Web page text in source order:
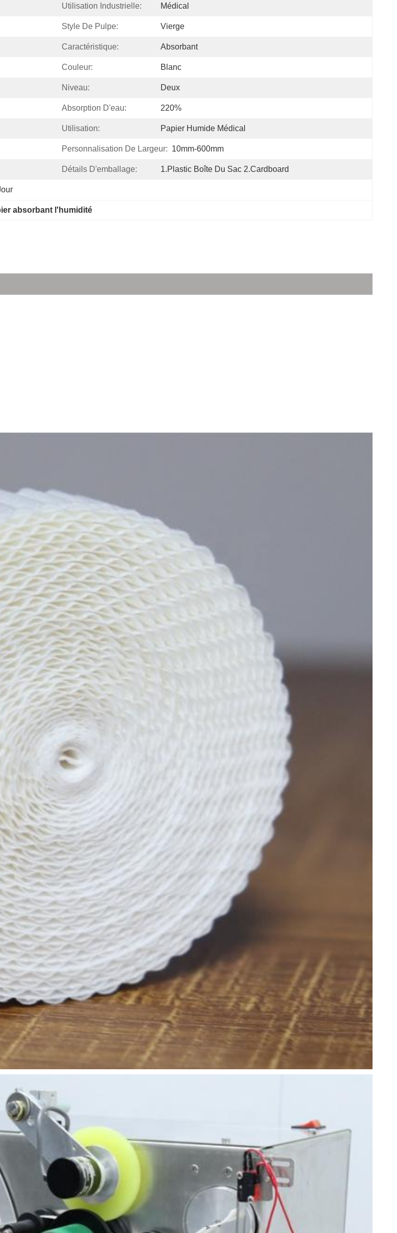
Utilisation Industrielle: Médical
Style De Pulpe: Vierge
Caractéristique: Absorbant
Couleur: Blanc
Niveau: Deux
Absorption D'eau: 220%
Utilisation: Papier Humide Médical
Personnalisation De Largeur: 10mm-600mm
Détails D'emballage: 1.Plastic Boîte Du Sac 2.Cardboard
absorbant l'humidité